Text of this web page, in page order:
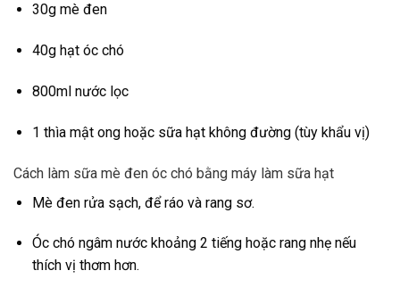
30g mè đen
40g hạt óc chó
800ml nước lọc
1 thìa mật ong hoặc sữa hạt không đường (tùy khẩu vị)
Cách làm sữa mè đen óc chó bằng máy làm sữa hạt
Mè đen rửa sạch, để ráo và rang sơ.
Óc chó ngâm nước khoảng 2 tiếng hoặc rang nhẹ nếu
thích vị thơm hơn.